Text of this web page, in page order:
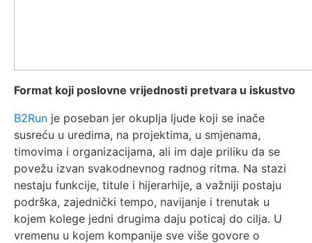
Format koji poslovne vrijednosti pretvara u iskustvo
B2Run je poseban jer okuplja ljude koji se inače
susreću u uredima, na projektima, u smjenama,
timovima i organizacijama, ali im daje priliku da se
povežu izvan svakodnevnog radnog ritma. Na stazi
nestaju funkcije, titule i hijerarhije, a važniji postaju
podrška, zajednički tempo, navijanje i trenutak u
kojem kolege jedni drugima daju poticaj do cilja. U
vremenu u kojem kompanije sve više govore o